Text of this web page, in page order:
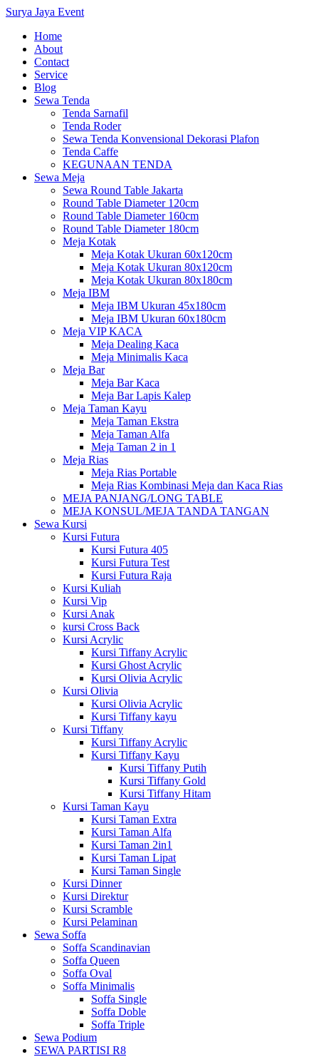
Surya Jaya Event
Home
About
Contact
Service
Blog
Sewa Tenda
Tenda Sarnafil
Tenda Roder
Sewa Tenda Konvensional Dekorasi Plafon
Tenda Caffe
KEGUNAAN TENDA
Sewa Meja
Sewa Round Table Jakarta
Round Table Diameter 120cm
Round Table Diameter 160cm
Round Table Diameter 180cm
Meja Kotak
Meja Kotak Ukuran 60x120cm
Meja Kotak Ukuran 80x120cm
Meja Kotak Ukuran 80x180cm
Meja IBM
Meja IBM Ukuran 45x180cm
Meja IBM Ukuran 60x180cm
Meja VIP KACA
Meja Dealing Kaca
Meja Minimalis Kaca
Meja Bar
Meja Bar Kaca
Meja Bar Lapis Kalep
Meja Taman Kayu
Meja Taman Ekstra
Meja Taman Alfa
Meja Taman 2 in 1
Meja Rias
Meja Rias Portable
Meja Rias Kombinasi Meja dan Kaca Rias
MEJA PANJANG/LONG TABLE
MEJA KONSUL/MEJA TANDA TANGAN
Sewa Kursi
Kursi Futura
Kursi Futura 405
Kursi Futura Test
Kursi Futura Raja
Kursi Kuliah
Kursi Vip
Kursi Anak
kursi Cross Back
Kursi Acrylic
Kursi Tiffany Acrylic
Kursi Ghost Acrylic
Kursi Olivia Acrylic
Kursi Olivia
Kursi Olivia Acrylic
Kursi Tiffany kayu
Kursi Tiffany
Kursi Tiffany Acrylic
Kursi Tiffany Kayu
Kursi Tiffany Putih
Kursi Tiffany Gold
Kursi Tiffany Hitam
Kursi Taman Kayu
Kursi Taman Extra
Kursi Taman Alfa
Kursi Taman 2in1
Kursi Taman Lipat
Kursi Taman Single
Kursi Dinner
Kursi Direktur
Kursi Scramble
Kursi Pelaminan
Sewa Soffa
Soffa Scandinavian
Soffa Queen
Soffa Oval
Soffa Minimalis
Soffa Single
Soffa Doble
Soffa Triple
Sewa Podium
SEWA PARTISI R8